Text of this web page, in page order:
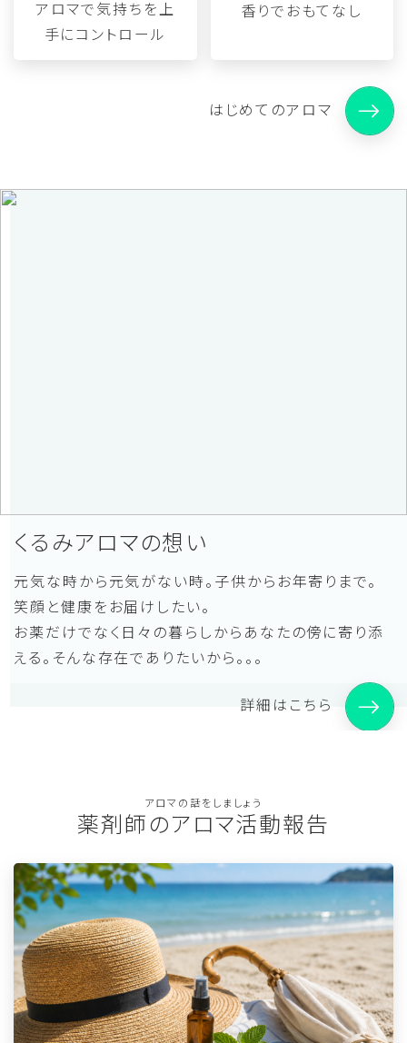
アロマで気持ちを上
手にコントロール
香りでおもてなし
はじめてのアロマ
くるみアロマの想い
元気な時から元気がない時。子供からお年寄りまで。
笑顔と健康をお届けしたい。
お薬だけでなく日々の暮らしからあなたの傍に寄り添
える。そんな存在でありたいから。。。
詳細はこちら
アロマの話をしましょう
薬剤師のアロマ活動報告